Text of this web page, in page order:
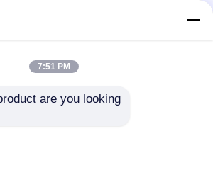
SSCD350-1800-4000
voor Automotive Assen
en Transmissies
7:51 PM
are you looking